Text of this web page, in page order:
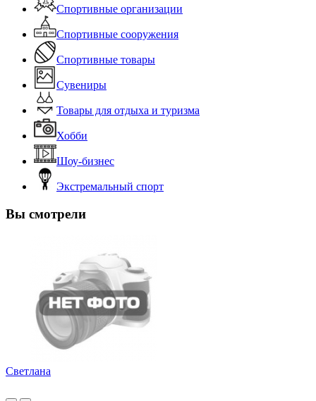
Спортивные организации
Спортивные сооружения
Спортивные товары
Сувениры
Товары для отдыха и туризма
Хобби
Шоу-бизнес
Экстремальный спорт
Вы смотрели
Светлана